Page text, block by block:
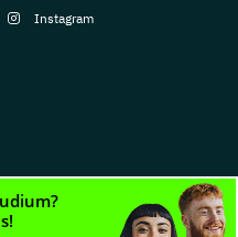
Instagram